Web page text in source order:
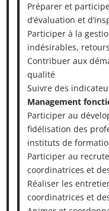
Préparer et
d’évaluation et
Participer à la
indésirables,
Contribuer aux
qualité
Suivre des
Management
Participer au
fidélisation des
instituts de
Participer au
coordinatrices et
Réaliser les
coordinatrices et